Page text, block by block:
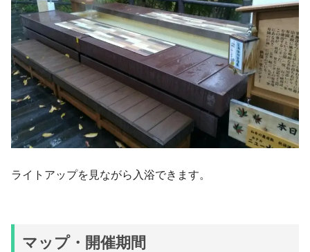
ライトアップを見ながら入浴できます。
マップ・開催期間